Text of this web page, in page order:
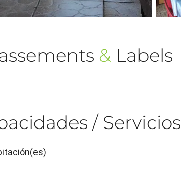
& Labels
/ Servicios